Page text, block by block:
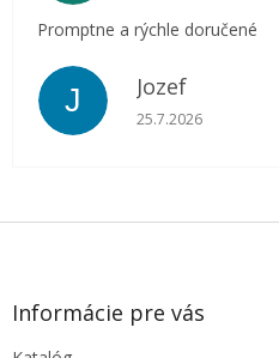
Promptne a rýchle doručené
J Jozef
Hodnotenie
25.7.2026
Z
Informácie pre vás